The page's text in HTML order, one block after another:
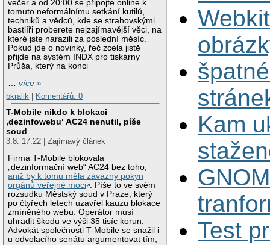
večer a od 20:00 se připojte online k
tomuto neformálnímu setkání kutilů,
techniků a vědců, kde se strahovskými
bastlíři proberete nejzajímavější věci, na
které jste narazili za poslední měsíc.
Pokud jde o novinky, řeč zcela jistě
přijde na systém INDX pro tiskárny
Průša, který na konci
…více »
bkralik
Komentářů: 0
T-Mobile nikdo k blokaci
‚dezinfowebu‘ AC24 nenutil, píše
soud
3.8. 17:22 | Zajímavý článek
Firma T-Mobile blokovala
„dezinformační web“ AC24 bez toho,
aniž by k tomu měla závazný pokyn
orgánů veřejné moci . Píše to ve svém
rozsudku Městský soud v Praze, který
po čtyřech letech uzavřel kauzu blokace
zmíněného webu. Operátor musí
uhradit škodu ve výši 35 tisíc korun.
Advokát společnosti T-Mobile se snažil i
u odvolacího senátu argumentovat tím,
Kam
Test